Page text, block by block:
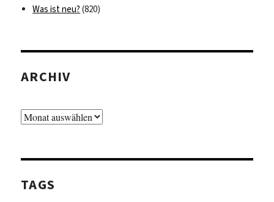
Was ist neu? (820)
ARCHIV
Archiv
TAGS